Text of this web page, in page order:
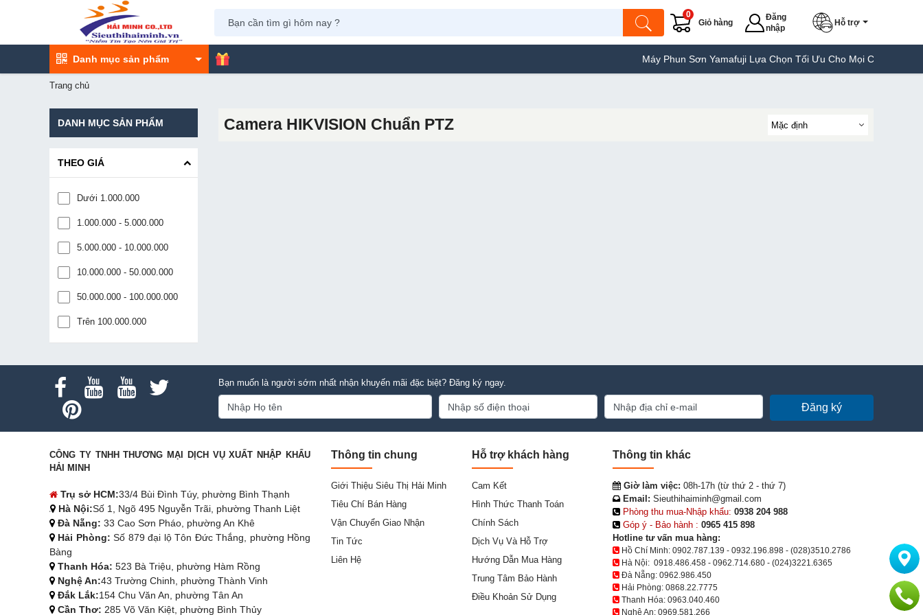
Giỏ hàng
0
Đăng
nhập
Hỗ trợ
Danh mục sản phẩm Máy Phun Sơn Yamafuji Lựa Chọn Tối Ưu Cho Mọi Công Trình
Trang chủ
Camera HIKVISION Chuẩn PTZ
DANH MỤC SẢN PHẨM
THEO GIÁ
Dưới 1.000.000
1.000.000 - 5.000.000
5.000.000 - 10.000.000
10.000.000 - 50.000.000
50.000.000 - 100.000.000
Trên 100.000.000
Bạn muốn là người sớm nhất nhận khuyến mãi đặc biệt? Đăng ký ngay.
Đăng ký
CÔNG TY TNHH THƯƠNG MẠI DỊCH VỤ XUẤT NHẬP KHẨU
HẢI MINH
Trụ sở HCM:33/4 Bùi Đình Túy, phường Bình Thạnh
Hà Nội:Số 1, Ngõ 495 Nguyễn Trãi, phường Thanh Liệt
Đà Nẵng: 33 Cao Sơn Pháo, phường An Khê
Hải Phòng: Số 879 đại lộ Tôn Đức Thắng, phường Hồng
Bàng
Thanh Hóa: 523 Bà Triệu, phường Hàm Rồng
Nghệ An:43 Trường Chinh, phường Thành Vinh
Đắk Lắk:154 Chu Văn An, phường Tân An
Cần Thơ: 285 Võ Văn Kiệt, phường Bình Thủy
Thông tin chung
Giới Thiệu Siêu Thị Hải Minh
Tiêu Chí Bán Hàng
Vận Chuyển Giao Nhận
Tin Tức
Liên Hệ
Hỗ trợ khách hàng
Cam Kết
Hình Thức Thanh Toán
Chính Sách
Dịch Vụ Và Hỗ Trợ
Hướng Dẫn Mua Hàng
Trung Tâm Bảo Hành
Điều Khoản Sử Dụng
Thông tin khác
Giờ làm việc: 08h-17h (từ thứ 2 - thứ 7)
Email: Sieuthihaiminh@gmail.com
Phòng thu mua-Nhập khẩu: 0938 204 988
Góp ý - Bảo hành : 0965 415 898
Hotline tư vấn mua hàng:
Hồ Chí Minh: 0902.787.139 - 0932.196.898 - (028)3510.2786
Hà Nội: 0918.486.458 - 0962.714.680 - (024)3221.6365
Đà Nẵng: 0962.986.450
Hải Phòng: 0868.22.7775
Thanh Hóa: 0963.040.460
Nghệ An: 0969.581.266